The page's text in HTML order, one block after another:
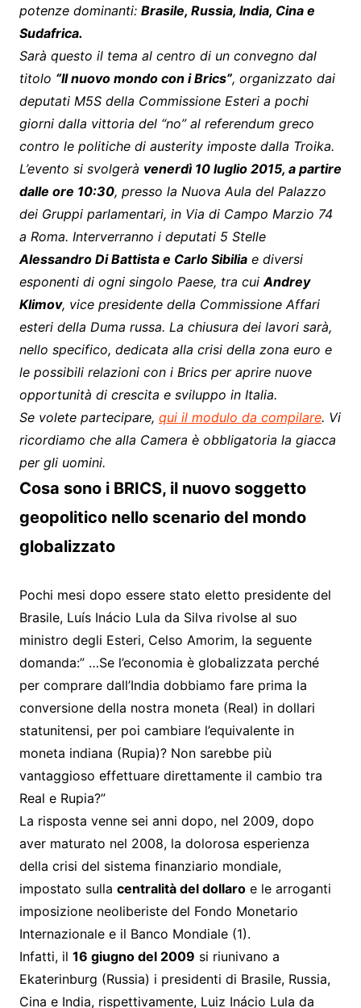
potenze dominanti: Brasile, Russia, India, Cina e
Sudafrica.
Sarà questo il tema al centro di un convegno dal
titolo “Il nuovo mondo con i Brics”, organizzato dai
deputati M5S della Commissione Esteri a pochi
giorni dalla vittoria del “no” al referendum greco
contro le politiche di austerity imposte dalla Troika.
L’evento si svolgerà venerdì 10 luglio 2015, a partire
dalle ore 10:30, presso la Nuova Aula del Palazzo
dei Gruppi parlamentari, in Via di Campo Marzio 74
a Roma. Interverranno i deputati 5 Stelle
Alessandro Di Battista e Carlo Sibiliae diversi
esponenti di ogni singolo Paese, tra cui Andrey
Klimov, vice presidente della Commissione Affari
esteri della Duma russa. La chiusura dei lavori sarà,
nello specifico, dedicata alla crisi della zona euro e
le possibili relazioni con i Brics per aprire nuove
opportunità di crescita e sviluppo in Italia.
Se volete partecipare, qui il modulo da compilare. Vi
ricordiamo che alla Camera è obbligatoria la giacca
per gli uomini.
Cosa sono i BRICS, il nuovo soggetto
geopolitico nello scenario del mondo
globalizzato
Pochi mesi dopo essere stato eletto presidente del
Brasile, Luís Inácio Lula da Silva rivolse al suo
ministro degli Esteri, Celso Amorim, la seguente
domanda:” …Se l’economia è globalizzata perché
per comprare dall’India dobbiamo fare prima la
conversione della nostra moneta (Real) in dollari
statunitensi, per poi cambiare l’equivalente in
moneta indiana (Rupia)? Non sarebbe più
vantaggioso effettuare direttamente il cambio tra
Real e Rupia?”
La risposta venne sei anni dopo, nel 2009, dopo
aver maturato nel 2008, la dolorosa esperienza
della crisi del sistema finanziario mondiale,
impostato sulla centralità del dollaroe le arroganti
imposizione neoliberiste del Fondo Monetario
Internazionale e il Banco Mondiale (1).
Infatti, il 16 giugno del 2009 si riunivano a
Ekaterinburg (Russia) i presidenti di Brasile, Russia,
Cina e India, rispettivamente, Luiz Inácio Lula da